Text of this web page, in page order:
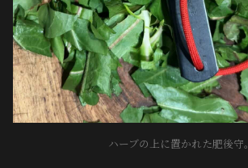
ハーブの上に置かれた肥後守。